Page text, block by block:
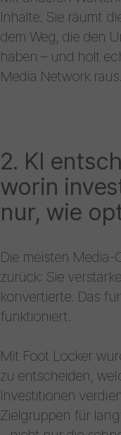
Inhalte. Sie räumt
dem Weg, die den
haben – und holt
Media Network raus.
2. KI
worin
nur, wie
Die meisten
zurück: Sie
konvertierte. Das
funktioniert.
Mit Foot Locker
zu entscheiden,
Investitionen
Zielgruppen für